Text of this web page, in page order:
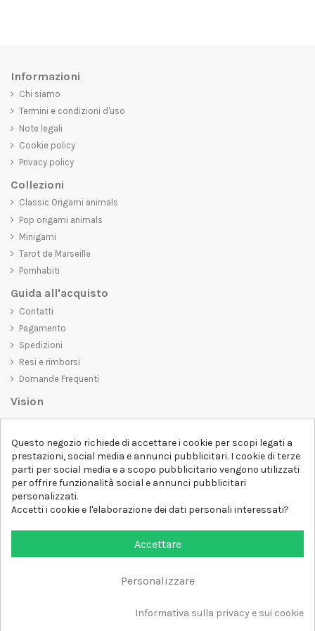
Informazioni
Chi siamo
Termini e condizioni d'uso
Note legali
Cookie policy
Privacy policy
Collezioni
Classic Origami animals
Pop origami animals
Minigami
Tarot de Marseille
Pornhabiti
Guida all'acquisto
Contatti
Pagamento
Spedizioni
Resi e rimborsi
Domande Frequenti
Vision
belli da vedere, ma che trasmettano anche un messaggio importante.
Che siate alla ricerca di una t-shirt unica e di tendenza, di una felpa
comoda e accogliente o di un accessorio esclusivo,D-SHIRTha
qualcosa per tutti.
Follow us
Questo negozio richiede di accettare i cookie per scopi legati a
prestazioni, social media e annunci pubblicitari. I cookie di terze
parti per social media e a scopo pubblicitario vengono utilizzati
per offrire funzionalità social e annunci pubblicitari
personalizzati.
Accetti i cookie e l'elaborazione dei dati personali interessati?
Accettare
Personalizzare
Informativa sulla privacy e sui cookie